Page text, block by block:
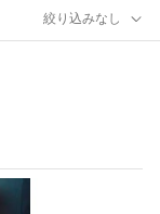
絞り込みなし